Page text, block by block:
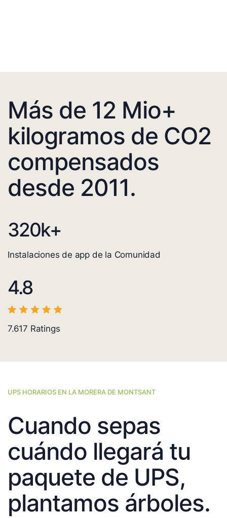
Más de 12 Mio+
kilogramos de CO2
compensados
desde 2011.
320k+
Instalaciones de app de la Comunidad
4.8
7.617 Ratings
UPS HORARIOS EN LA MORERA DE MONTSANT
Cuando sepas
cuándo llegará tu
paquete de UPS,
plantamos árboles.